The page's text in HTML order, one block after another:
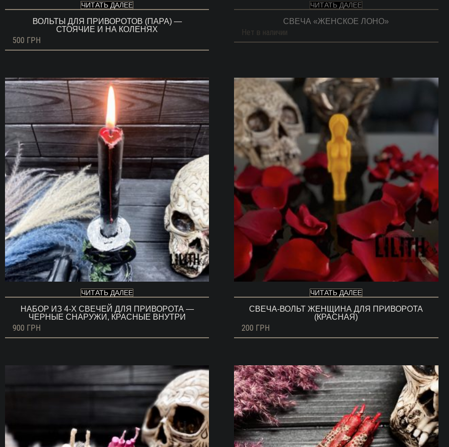
ЧИТАТЬ ДАЛЕЕ
ВОЛЬТЫ ДЛЯ ПРИВОРОТОВ (ПАРА) —
СТОЯЧИЕ И НА КОЛЕНЯХ
500 ГРН
ЧИТАТЬ ДАЛЕЕ
СВЕЧА «ЖЕНСКОЕ ЛОНО»
Нет в наличии
ЧИТАТЬ ДАЛЕЕ
НАБОР ИЗ 4-Х СВЕЧЕЙ ДЛЯ ПРИВОРОТА —
ЧЕРНЫЕ СНАРУЖИ, КРАСНЫЕ ВНУТРИ
900 ГРН
ЧИТАТЬ ДАЛЕЕ
СВЕЧА-ВОЛЬТ ЖЕНЩИНА ДЛЯ ПРИВОРОТА
(КРАСНАЯ)
200 ГРН